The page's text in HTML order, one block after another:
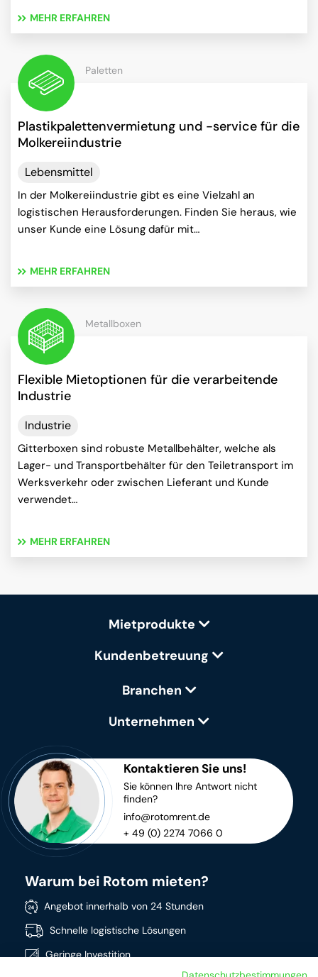
MEHR ERFAHREN
Plastikpalettenvermietung und -service für die
Molkereiindustrie
Paletten
Lebensmittel
In der Molkereiindustrie gibt es eine Vielzahl an
logistischen Herausforderungen. Finden Sie heraus, wie
unser Kunde eine Lösung dafür mit…
MEHR ERFAHREN
Flexible Mietoptionen für die verarbeitende
Industrie
Metallboxen
Industrie
Gitterboxen sind robuste Metallbehälter, welche als
Lager- und Transportbehälter für den Teiletransport im
Werksverkehr oder zwischen Lieferant und Kunde
verwendet…
MEHR ERFAHREN
Mietprodukte
Kundenbetreuung
Branchen
Unternehmen
Kontaktieren Sie uns!
Sie können Ihre Antwort nicht
finden?
info@rotomrent.de
+ 49 (0) 2274 7066 0
Warum bei Rotom mieten?
Angebot innerhalb von 24 Stunden
Schnelle logistische Lösungen
Geringe Investition